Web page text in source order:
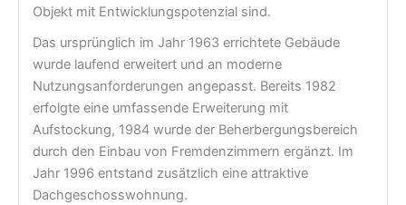
Objekt mit Entwicklungspotenzial sind.
Das ursprünglich im Jahr 1963 errichtete Gebäude
wurde laufend erweitert und an moderne
Nutzungsanforderungen angepasst. Bereits 1982
erfolgte eine umfassende Erweiterung mit
Aufstockung, 1984 wurde der Beherbergungsbereich
durch den Einbau von Fremdenzimmern ergänzt. Im
Jahr 1996 entstand zusätzlich eine attraktive
Dachgeschosswohnung.